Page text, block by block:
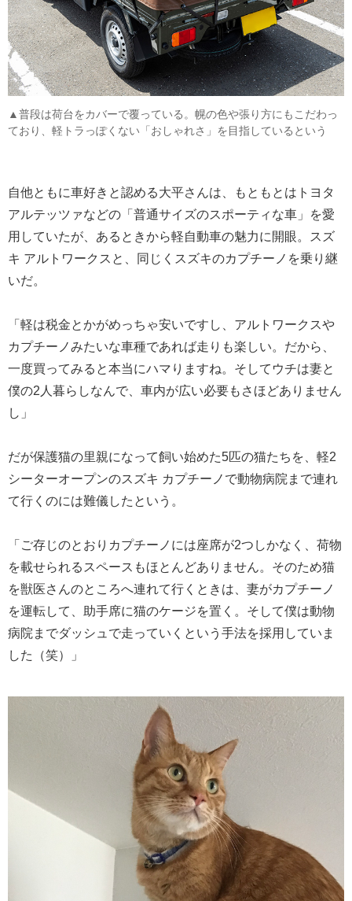
▲普段は荷台をカバーで覆っている。幌の色や張り方にもこだわっ
ており、軽トラっぽくない「おしゃれさ」を目指しているという
自他ともに車好きと認める大平さんは、もともとはトヨタ
アルテッツァなどの「普通サイズのスポーティな車」を愛
用していたが、あるときから軽自動車の魅力に開眼。スズ
キ アルトワークスと、同じくスズキのカプチーノを乗り継
いだ。
「軽は税金とかがめっちゃ安いですし、アルトワークスや
カプチーノみたいな車種であれば走りも楽しい。だから、
一度買ってみると本当にハマりますね。そしてウチは妻と
僕の2人暮らしなんで、車内が広い必要もさほどありません
し」
だが保護猫の里親になって飼い始めた5匹の猫たちを、軽2
シーターオープンのスズキ カプチーノで動物病院まで連れ
て行くのには難儀したという。
「ご存じのとおりカプチーノには座席が2つしかなく、荷物
を載せられるスペースもほとんどありません。そのため猫
を獣医さんのところへ連れて行くときは、妻がカプチーノ
を運転して、助手席に猫のケージを置く。そして僕は動物
病院までダッシュで走っていくという手法を採用していま
した（笑）」